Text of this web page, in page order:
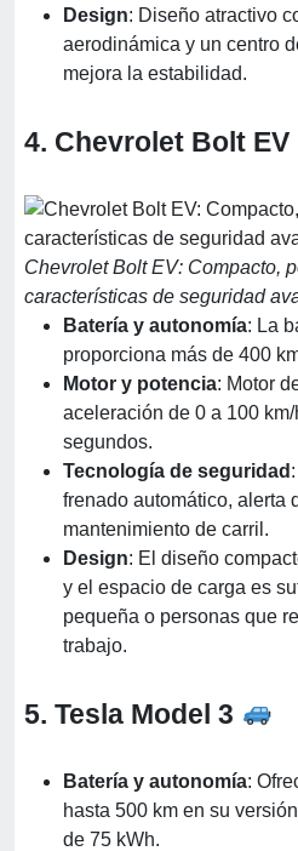
Design: Diseño atractivo
aerodinámica y un centro
mejora la estabilidad.
4. Chevrolet Bolt EV
Chevrolet Bolt EV: Compacto,
características de seguridad
Batería y autonomía: La
proporciona más de 400
Motor y potencia: Motor
aceleración de 0 a 100
segundos.
Tecnología de seguridad
frenado automático, alerta
mantenimiento de carril.
Design: El diseño
y el espacio de carga es
pequeña o personas que
trabajo.
5. Tesla Model 3
Batería y autonomía:
hasta 500 km en su
de 75 kWh.